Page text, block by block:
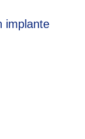
implante